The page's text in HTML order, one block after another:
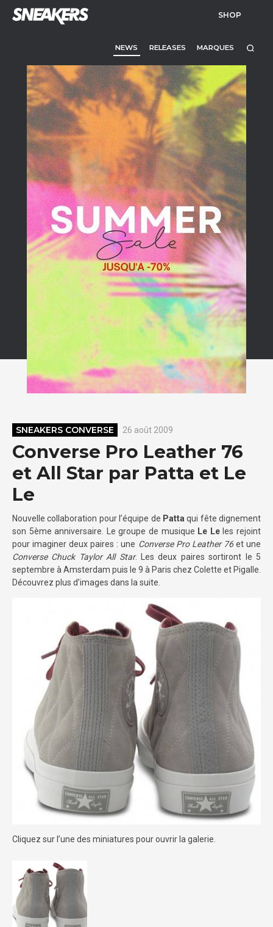
SHOP
NEWS RELEASES MARQUES
SNEAKERS CONVERSE 26 août 2009
Converse Pro Leather 76
et All Star par Patta et Le
Le
Nouvelle collaboration pour l’équipe de Patta qui fête dignement
son 5ème anniversaire. Le groupe de musique Le Leles rejoint
pour imaginer deux paires : une Converse Pro Leather 76et une
Converse Chuck Taylor All Star. Les deux paires sortiront le 5
septembre à Amsterdam puis le 9 à Paris chez Colette et Pigalle.
Découvrez plus d’images dans la suite.
Cliquez sur l’une des miniatures pour ouvrir la galerie.